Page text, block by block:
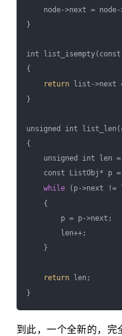
node->next = node-
}
int
{
return list->next
}
unsigned int
{
unsigned int len =
const ListObj* p
while (p->next !=
{
p = p->next;
len++;
}
return len;
到此，一个全新的，完